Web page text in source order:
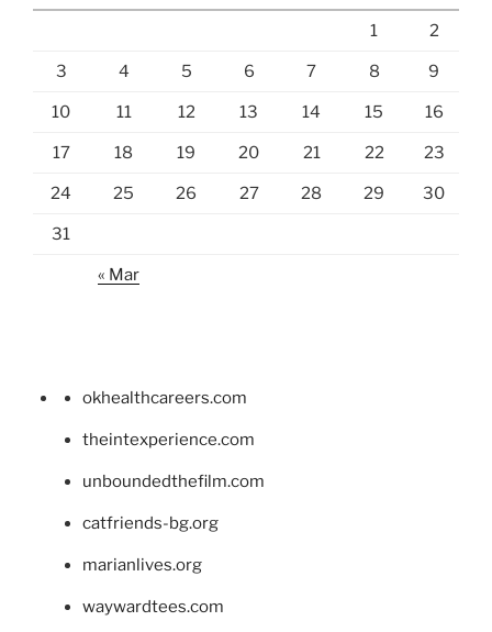
1 2
3 4 5 6 7 8 9
10 11 12 13 14 15 16
17 18 19 20 21 22 23
24 25 26 27 28 29 30
31
« Mar
okhealthcareers.com
theintexperience.com
unboundedthefilm.com
catfriends-bg.org
marianlives.org
waywardtees.com